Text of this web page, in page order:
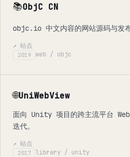
📚ObjC CN
objc.io 中文内容的网站源码与发布
↗ 站点
2019 web / objc
🌐UniWebView
面向 Unity 项目的跨主流平台
迭代。
↗ 站点
2017 library / unity